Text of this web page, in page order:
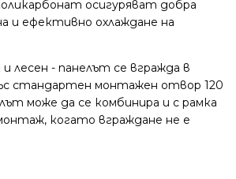
осигуряват добра
и ефективно охлаждане на
лесен - панелът се вгражда в
стандартен монтажен отвор 120
може да се комбинира и с рамка
когато вграждане не е